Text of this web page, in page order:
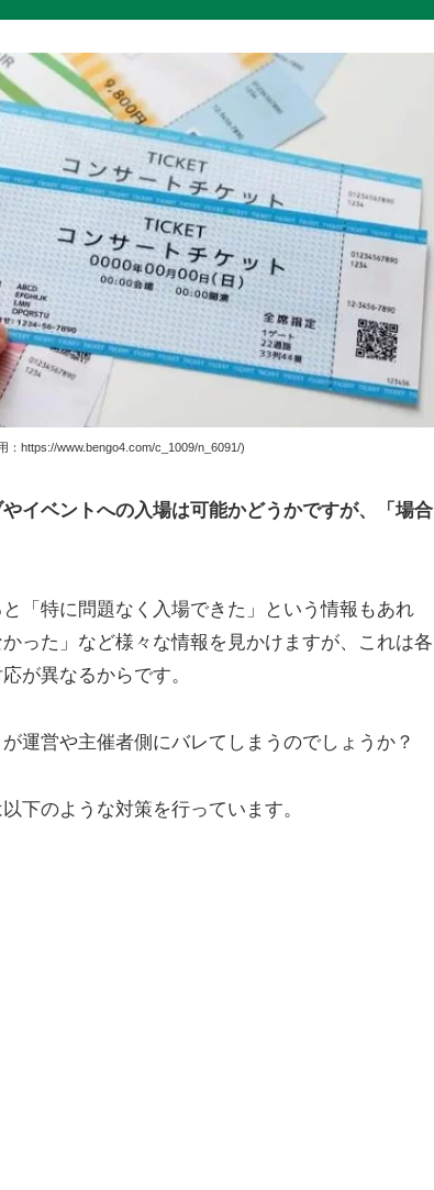
：https://www.bengo4.com/c_1009/n_6091/)
イベントへの入場は可能かどうかですが、「場合
「特に問題なく入場できた」という情報もあれ
った」など様々な情報を見かけますが、これは各
が異なるからです。
運営や主催者側にバレてしまうのでしょうか？
下のような対策を行っています。